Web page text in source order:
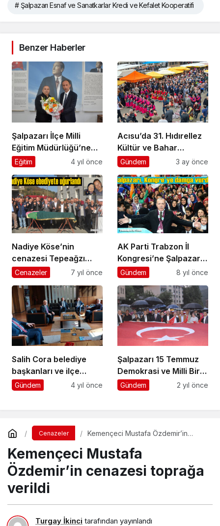
# Şalpazarı Esnaf ve Sanatkarlar Kredi ve Kefalet Kooperatifi
Benzer Haberler
Şalpazarı İlçe Milli
Eğitim Müdürlüğü’ne
atanan Hüseyin
başladı
Eğitim 4 yıl önce
Acısu’da 31. Hıdırellez
Kültür ve Bahar
Bayramı coşkuyla
Gündem 3 ay önce
Nadiye Köse’nin
cenazesi Tepeağzı
Mahallesi’nde toprağa
Cenazeler 7 yıl önce
AK Parti Trabzon İl
Kongresi’ne Şalpazarı
damgasını vurdu
Gündem 8 yıl önce
Salih Cora belediye
başkanları ve ilçe
başkanlarıyla
Gündem 4 yıl önce
Şalpazarı 15 Temmuz
Demokrasi ve Milli Birlik
Günü etkinliklerinde
Gündem 2 yıl önce
Cenazeler
Kemençeci Mustafa Özdemir’in
Kemençeci Mustafa
Özdemir’in cenazesi toprağa
verildi
Turgay İkinci tarafından yayınlandı